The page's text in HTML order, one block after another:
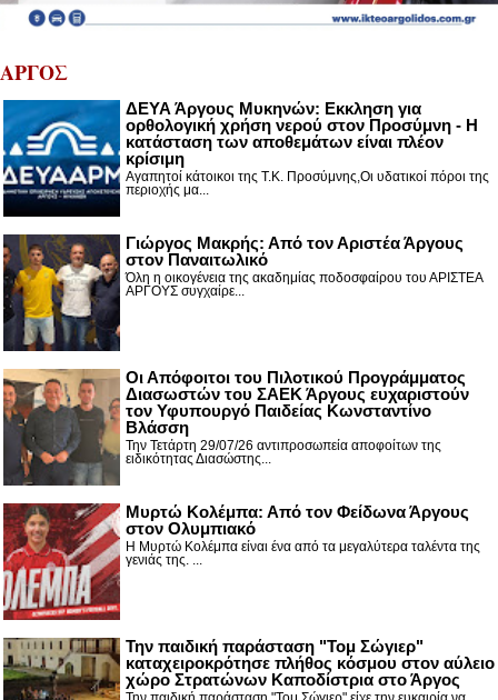
ΑΡΓΟΣ
ΔΕΥΑ Άργους Μυκηνών: Εκκληση για
ορθολογική χρήση νερού στον Προσύμνη - Η
κατάσταση των αποθεμάτων είναι πλέον
κρίσιμη
Αγαπητοί κάτοικοι της Τ.Κ. Προσύμνης,Οι υδατικοί πόροι της
περιοχής μα...
Γιώργος Μακρής: Από τον Αριστέα Άργους
στον Παναιτωλικό
Όλη η οικογένεια της ακαδημίας ποδοσφαίρου του ΑΡΙΣΤΕΑ
ΑΡΓΟΥΣ συγχαίρε...
Οι Απόφοιτοι του Πιλοτικού Προγράμματος
Διασωστών του ΣΑΕΚ Άργους ευχαριστούν
τον Υφυπουργό Παιδείας Κωνσταντίνο
Βλάσση
Την Τετάρτη 29/07/26 αντιπροσωπεία αποφοίτων της
ειδικότητας Διασώστης...
Μυρτώ Κολέμπα: Από τον Φείδωνα Άργους
στον Ολυμπιακό
Η Μυρτώ Κολέμπα είναι ένα από τα μεγαλύτερα ταλέντα της
γενιάς της. ...
Την παιδική παράσταση "Τομ Σώγιερ"
καταχειροκρότησε πλήθος κόσμου στον αύλειο
χώρο Στρατώνων Καποδίστρια στο Άργος